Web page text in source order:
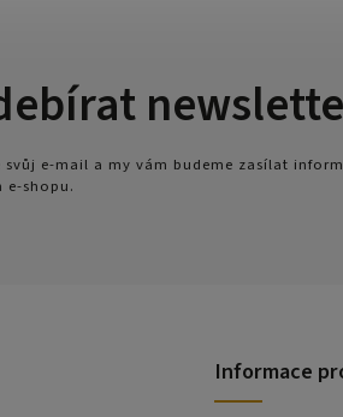
svůj e-mail a my vám budeme zasílat
e-shopu.
Informace